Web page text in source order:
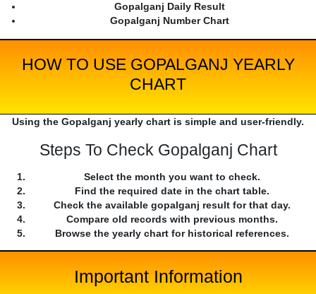
Gopalganj Daily Result
Gopalganj Number Chart
HOW TO USE GOPALGANJ YEARLY
CHART
Using the Gopalganj yearly chart is simple and user-friendly.
Steps To Check Gopalganj Chart
Select the month you want to check.
Find the required date in the chart table.
Check the available gopalganj result for that day.
Compare old records with previous months.
Browse the yearly chart for historical references.
Important Information